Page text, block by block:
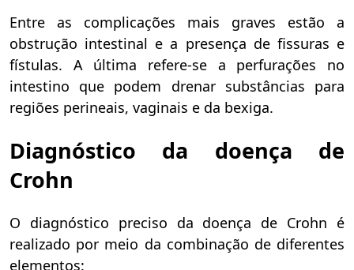
Entre as complicações mais graves estão a
obstrução intestinal e a presença de fissuras e
fístulas. A última refere-se a perfurações no
intestino que podem drenar substâncias para
regiões perineais, vaginais e da bexiga.
Diagnóstico da doença de
Crohn
O diagnóstico preciso da doença de Crohn é
realizado por meio da combinação de diferentes
elementos: